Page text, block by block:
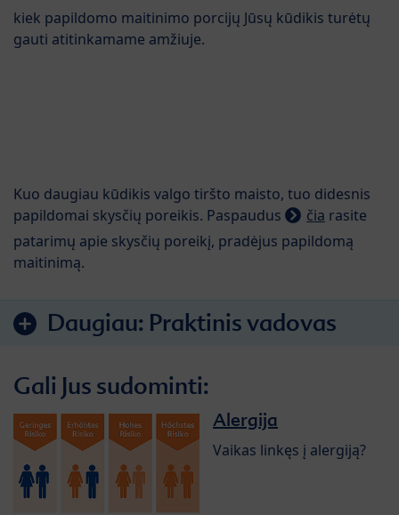
kiek papildomo maitinimo porcijų Jūsų kūdikis turėtų
gauti atitinkamame amžiuje.
Kuo daugiau kūdikis valgo tiršto maisto, tuo didesnis
papildomai skysčių poreikis. Paspaudus
čia rasite
patarimų apie skysčių poreikį, pradėjus papildomą
maitinimą.
Daugiau: Praktinis vadovas
Gali Jus sudominti:
Alergija
Vaikas linkęs į alergiją?